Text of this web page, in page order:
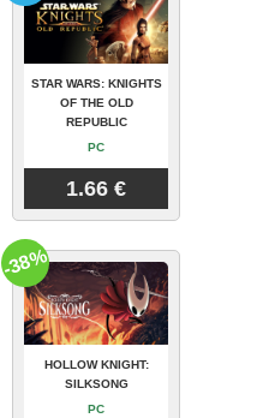
STAR WARS: KNIGHTS
OF THE OLD
REPUBLIC
PC
1.66 €
HOLLOW KNIGHT:
SILKSONG
PC
-38%